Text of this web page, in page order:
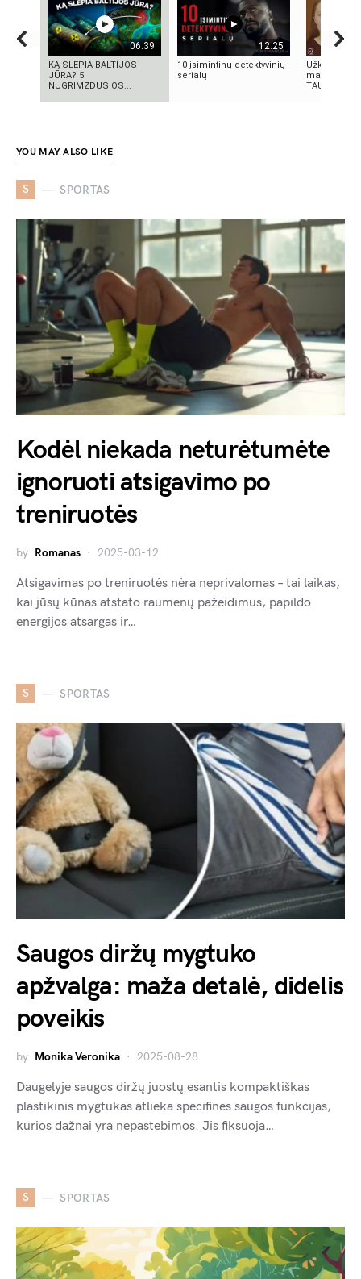
06:39
KĄ SLEPIA BALTIJOS
JŪRA? 5
NUGRIMZDUSIOS...
12:25
10 įsimintinų detektyvinių
serialų
Užkritę
makiažo
TAU!!! |
YOU MAY ALSO LIKE
S SPORTAS
Kodėl niekada neturėtumėte
ignoruoti atsigavimo po
treniruotės
by Romanas 2025-03-12
Atsigavimas po treniruotės nėra neprivalomas – tai laikas,
kai jūsų kūnas atstato raumenų pažeidimus, papildo
energijos atsargas ir…
S SPORTAS
Saugos diržų mygtuko
apžvalga: maža detalė, didelis
poveikis
by Monika Veronika 2025-08-28
Daugelyje saugos diržų juostų esantis kompaktiškas
plastikinis mygtukas atlieka specifines saugos funkcijas,
kurios dažnai yra nepastebimos. Jis fiksuoja…
S SPORTAS